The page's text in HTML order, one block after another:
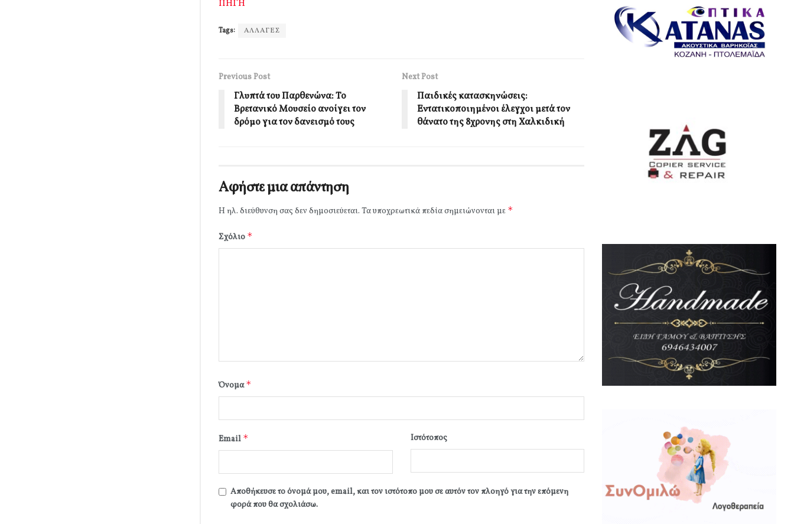
ΠΗΓΗ
Tags: ΑΛΛΑΓΕΣ
Previous Post
Γλυπτά του Παρθενώνα: Το
Βρετανικό Μουσείο ανοίγει τον
δρόμο για τον δανεισμό τους
Next Post
Παιδικές κατασκηνώσεις:
Εντατικοποιημένοι έλεγχοι μετά τον
θάνατο της 8χρονης στη Χαλκιδική
Αφήστε μια απάντηση
Η ηλ. διεύθυνση σας δεν δημοσιεύεται. Τα υποχρεωτικά πεδία σημειώνονται με *
Σχόλιο *
Όνομα*
Email * Ιστότοπος
Αποθήκευσε το όνομά μου, email, και τον ιστότοπο μου σε αυτόν τον πλοηγό για την επόμενη
φορά που θα σχολιάσω.